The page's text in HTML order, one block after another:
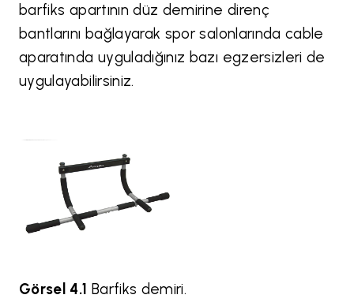
barfiks apartının düz demirine direnç
bantlarını bağlayarak spor salonlarında cable
aparatında uyguladığınız bazı egzersizleri de
uygulayabilirsiniz.
Görsel 4.1 Barfiks demiri.